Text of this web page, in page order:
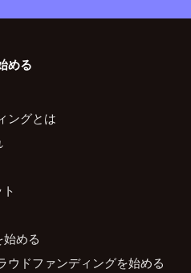
める
ングとは
める
ウドファンディングを始める